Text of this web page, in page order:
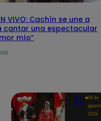
VIVO: Cachín se une a
cantar una espectacular
mío”
Yo
Soy
08 de
agosto
2026